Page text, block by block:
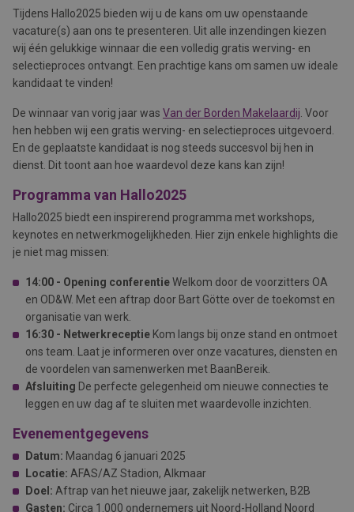
Tijdens Hallo2025 bieden wij u de kans om uw openstaande
vacature(s) aan ons te presenteren. Uit alle inzendingen kiezen
wij één gelukkige winnaar die een volledig gratis werving- en
selectieproces ontvangt. Een prachtige kans om samen uw ideale
kandidaat te vinden!
De winnaar van vorig jaar was Van der Borden Makelaardij . Voor
hen hebben wij een gratis werving- en selectieproces uitgevoerd.
En de geplaatste kandidaat is nog steeds succesvol bij hen in
dienst. Dit toont aan hoe waardevol deze kans kan zijn!
Programma van Hallo2025
Hallo2025 biedt een inspirerend programma met workshops,
keynotes en netwerkmogelijkheden. Hier zijn enkele highlights die
je niet mag missen:
14:00 - Opening conferentieWelkom door de voorzitters OA
en OD&W. Met een aftrap door Bart Götte over de toekomst en
organisatie van werk.
16:30 - Netwerkreceptie Kom langs bij onze stand en ontmoet
ons team. Laat je informeren over onze vacatures, diensten en
de voordelen van samenwerken met BaanBereik.
Afsluiting De perfecte gelegenheid om nieuwe connecties te
leggen en uw dag af te sluiten met waardevolle inzichten.
Evenementgegevens
Datum: Maandag 6 januari 2025
Locatie: AFAS/AZ Stadion, Alkmaar
Doel: Aftrap van het nieuwe jaar, zakelijk netwerken, B2B
Gasten: Circa 1.000 ondernemers uit Noord-Holland Noord